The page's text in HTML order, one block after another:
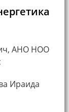
АНО НОО
Ираида